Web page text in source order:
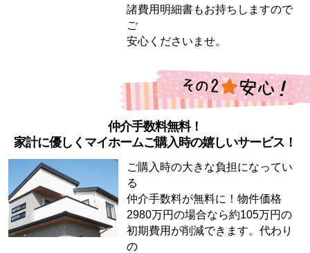
諸費用明細書もお持ちしますので
ご
安心くださいませ。
仲介手数料無料！
家計に優しくマイホームご購入時の嬉しいサービス！
ご購入時の大きな負担になってい
る
仲介手数料が無料に！物件価格
2980万円の場合なら約105万円の
初期費用が削減できます。代わり
の